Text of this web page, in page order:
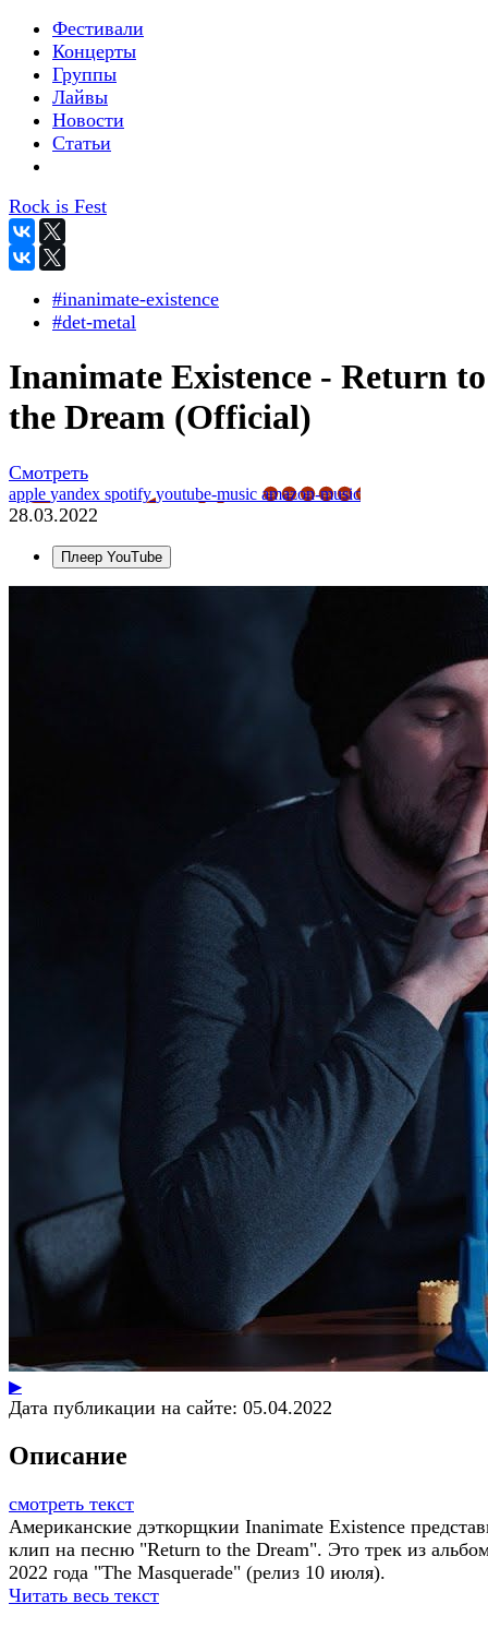
Фестивали
Концерты
Группы
Лайвы
Новости
Статьи
Rock is Fest
#inanimate-existence
#det-metal
Inanimate Existence - Return to
the Dream (Official)
Смотреть
apple yandex spotifyyoutube-music amazon-music
28.03.2022
Плеер YouTube
▶
Дата публикации на сайте: 05.04.2022
Описание
смотреть текст
Американские дэткорщкии Inanimate Existence
клип на песню "Return to the Dream". Это трек из
2022 года "The Masquerade" (релиз 10 июля).
Читать весь текст